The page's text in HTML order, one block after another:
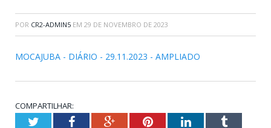
POR CR2-ADMIN5 EM 29 DE NOVEMBRO DE 2023
MOCAJUBA - DIÁRIO - 29.11.2023 - AMPLIADO
COMPARTILHAR:
TwitterFacebookGoogle+PinterestLinkedInTumblr